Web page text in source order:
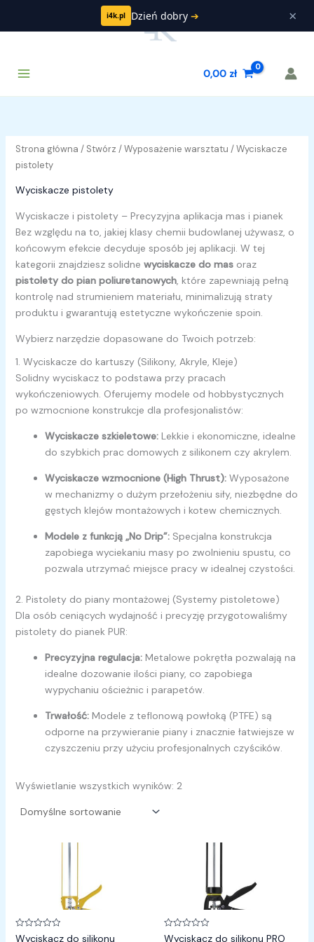
0,00 zł
Strona główna / Stwórz /Wyposażenie warsztatu / Wyciskacze
pistolety
Wyciskacze pistolety
Wyciskacze i pistolety – Precyzyjna aplikacja mas i pianek
Bez względu na to, jakiej klasy chemii budowlanej używasz, o
końcowym efekcie decyduje sposób jej aplikacji. W tej
kategorii znajdziesz solidne wyciskacze do masoraz
pistolety do pian poliuretanowych, które zapewniają pełną
kontrolę nad strumieniem materiału, minimalizują straty
produktu i gwarantują estetyczne wykończenie spoin.
Wybierz narzędzie dopasowane do Twoich potrzeb:
1. Wyciskacze do kartuszy (Silikony, Akryle, Kleje)
Solidny wyciskacz to podstawa przy pracach
wykończeniowych. Oferujemy modele od hobbystycznych
po wzmocnione konstrukcje dla profesjonalistów:
Wyciskacze szkieletowe:Lekkie i ekonomiczne, idealne
do szybkich prac domowych z silikonem czy akrylem.
Wyciskacze wzmocnione (High Thrust):Wyposażone
w mechanizmy o dużym przełożeniu siły, niezbędne do
gęstych klejów montażowych i kotew chemicznych.
Modele z funkcją „No Drip”:Specjalna konstrukcja
zapobiega wyciekaniu masy po zwolnieniu spustu, co
pozwala utrzymać miejsce pracy w idealnej czystości.
2. Pistolety do piany montażowej (Systemy pistoletowe)
Dla osób ceniących wydajność i precyzję przygotowaliśmy
pistolety do pianek PUR:
Precyzyjna regulacja:Metalowe pokrętła pozwalają na
idealne dozowanie ilości piany, co zapobiega
wypychaniu ościeżnic i parapetów.
Trwałość:Modele z teflonową powłoką (PTFE) są
odporne na przywieranie piany i znacznie łatwiejsze w
czyszczeniu przy użyciu profesjonalnych czyścików.
Wyświetlanie wszystkich wyników: 2
Oceniono
Wyciskacz do silikonu
Oceniono
Wyciskacz do silikonu PRO
i4k.pl Dzień dobry ➔ ×